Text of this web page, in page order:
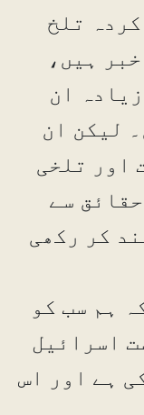
تلخ
ہیں،
ان
لیکن ان
تلخی
سے
کر رکھی
ہم سب کو
اسرائیل
ہے اور اس